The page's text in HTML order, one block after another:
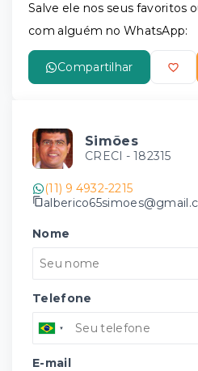
Salve ele nos seus favoritos
com alguém no WhatsApp:
Compartilhar
Simões
CRECI - 182315
(11) 9 4932-2215
Nome
Telefone
E-mail